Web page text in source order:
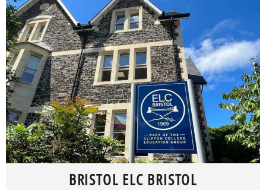
BRISTOL ELC BRISTOL